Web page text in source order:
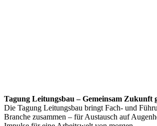
Tagung Leitungsbau – Gemeinsam Zukunft
Die Tagung Leitungsbau bringt Fach- und
Branche zusammen – für Austausch auf